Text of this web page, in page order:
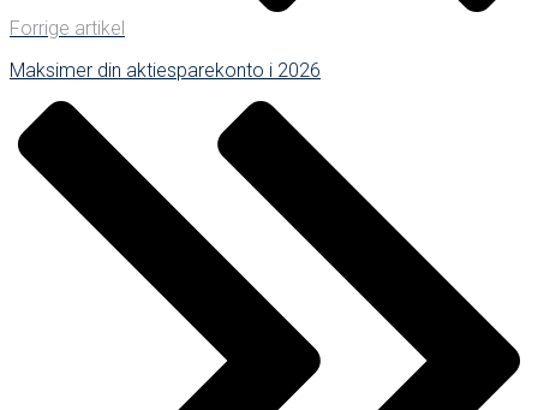
Forrige artikel
Maksimer din aktiesparekonto i 2026